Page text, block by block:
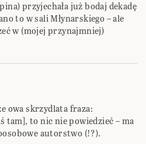
przyjechała już bodaj dekadę
to w sali Młynarskiego – ale
w (mojej przynajmniej)
owa skrzydlata fraza:
tam], to nic nie powiedzieć – ma
autorstwo (!?).